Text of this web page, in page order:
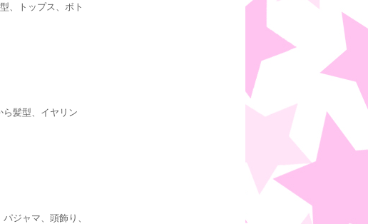
、トップス、ボト
髪型、イヤリン
ジャマ、頭飾り、